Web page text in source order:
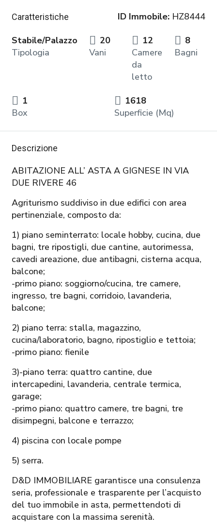
Caratteristiche ID Immobile: HZ8444
Stabile/Palazzo
Tipologia
20
Vani
12
Camere
da
letto
8
Bagni
1
Box
1618
Superficie (Mq)
Descrizione
ABITAZIONE ALL’ ASTA A GIGNESE IN VIA
DUE RIVERE 46
Agriturismo suddiviso in due edifici con area
pertinenziale, composto da:
1) piano seminterrato: locale hobby, cucina, due
bagni, tre ripostigli, due cantine, autorimessa,
cavedi areazione, due antibagni, cisterna acqua,
balcone;
-primo piano: soggiorno/cucina, tre camere,
ingresso, tre bagni, corridoio, lavanderia,
balcone;
2) piano terra: stalla, magazzino,
cucina/laboratorio, bagno, ripostiglio e tettoia;
-primo piano: fienile
3)-piano terra: quattro cantine, due
intercapedini, lavanderia, centrale termica,
garage;
-primo piano: quattro camere, tre bagni, tre
disimpegni, balcone e terrazzo;
4) piscina con locale pompe
5) serra.
D&D IMMOBILIARE garantisce una consulenza
seria, professionale e trasparente per l’acquisto
del tuo immobile in asta, permettendoti di
acquistare con la massima serenità.